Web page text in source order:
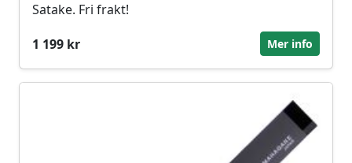
Satake. Fri frakt!
1 199 kr
Mer info